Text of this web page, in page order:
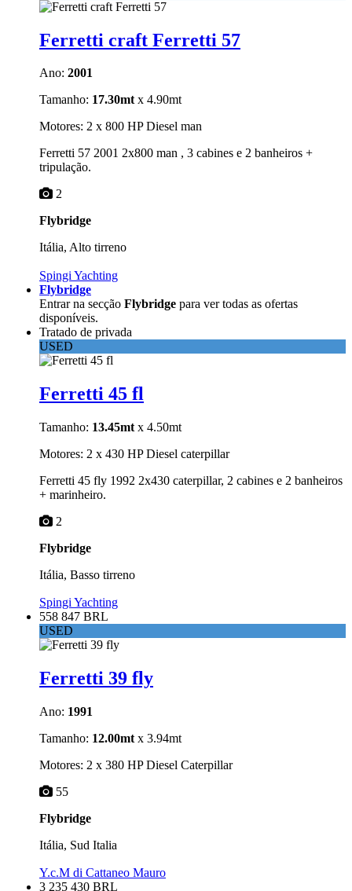
Ferretti craft Ferretti 57
Ano: 2001
Tamanho: 17.30mtx 4.90mt
Motores: 2 x 800 HP Diesel man
Ferretti 57 2001 2x800 man , 3 cabines e 2 banheiros +
tripulação.
2
Flybridge
Itália, Alto tirreno
Spingi Yachting
Flybridge
Entrar na secção Flybridge para ver todas as ofertas
disponíveis.
Tratado de privada
USED
Ferretti 45 fl
Tamanho: 13.45mt x 4.50mt
Motores: 2 x 430 HP Diesel caterpillar
Ferretti 45 fly 1992 2x430 caterpillar, 2 cabines e 2 banheiros
+ marinheiro.
2
Flybridge
Itália, Basso tirreno
Spingi Yachting
558 847 BRL
USED
Ferretti 39 fly
Ano: 1991
Tamanho: 12.00mt x 3.94mt
Motores: 2 x 380 HP Diesel Caterpillar
55
Flybridge
Itália, Sud Italia
Y.c.M di Cattaneo Mauro
3 235 430 BRL